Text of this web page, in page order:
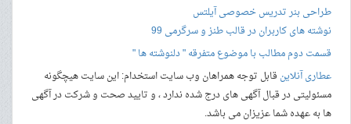
طراحی بنرتدریس خصوصی آیلتس
نوشته های کاربران در قالب طنز و سرگرمی 99
قسمت دوم مطالب با موضوع متفرقه " دلنوشته ها "
عطاری آنلاینقابل توجه همراهان وب سایت استخدام: این سایت هیچگونه
مسئولیتی در قبال آگهی های درج شده ندارد ، و تایید صحت و شرکت در آگهی
ها به عهده شما عزیزان می باشد.